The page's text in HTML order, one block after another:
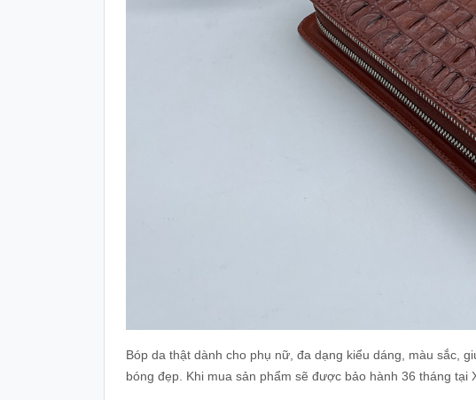
Bóp da thật dành cho phụ nữ, đa dạng kiểu dáng, màu sắc,
bóng đẹp. Khi mua sản phẩm sẽ được bảo hành 36 tháng tại